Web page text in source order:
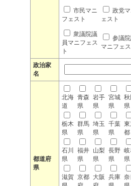
市民マニ
フェスト
政党
ェスト
衆議院議
員マニフェス
ト
参議
マニフェス
政治家
名
都道府
県
北海
道
青森
県
岩手
県
宮城
県
秋
県
栃木
県
群馬
県
埼玉
県
千葉
県
都
石川
県
福井
県
山梨
県
長野
県
県
滋賀 京都 大阪
兵庫 奈